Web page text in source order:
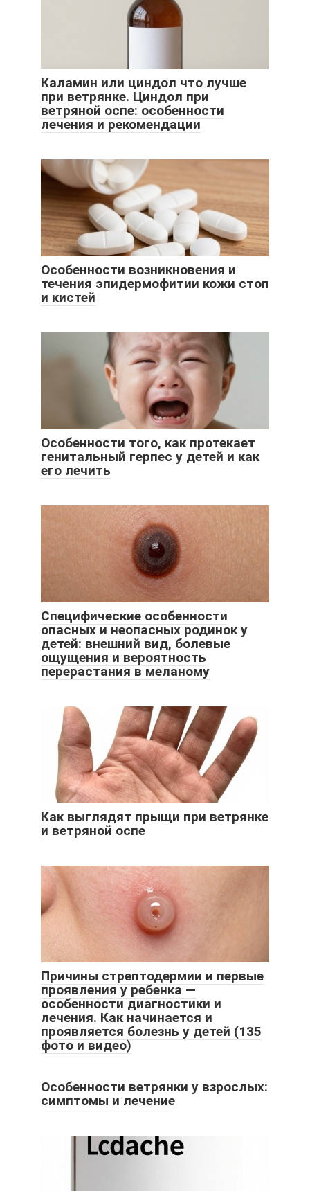
Каламин или циндол что лучше
при ветрянке. Циндол при
ветряной оспе: особенности
лечения и рекомендации
Особенности возникновения и
течения эпидермофитии кожи стоп
и кистей
Особенности того, как протекает
генитальный герпес у детей и как
его лечить
Специфические особенности
опасных и неопасных родинок у
детей: внешний вид, болевые
ощущения и вероятность
перерастания в меланому
Как выглядят прыщи при ветрянке
и ветряной оспе
Причины стрептодермии и первые
проявления у ребенка —
особенности диагностики и
лечения. Как начинается и
проявляется болезнь у детей (135
фото и видео)
Особенности ветрянки у взрослых:
симптомы и лечение